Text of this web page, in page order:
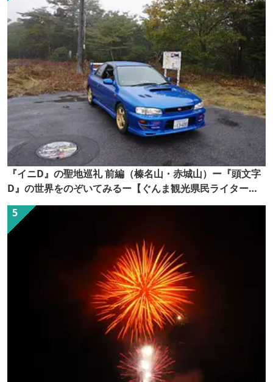
『イニD』の聖地巡礼 前編（榛名山・赤城山）ー『頭文字
D』の世界をのぞいてみるー【ぐんま観光県民ライター
（ぐん記者）】